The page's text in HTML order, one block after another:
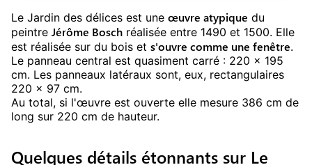
Le Jardin des délices est une œuvre atypique du
peintre Jérôme Bosch réalisée entre 1490 et 1500. Elle
est réalisée sur du bois et s'ouvre comme une fenêtre.
Le panneau central est quasiment carré : 220 x 195
cm. Les panneaux latéraux sont, eux, rectangulaires
220 x 97 cm.
Au total, si l'œuvre est ouverte elle mesure 386 cm de
long sur 220 cm de hauteur.
Quelques détails étonnants sur Le